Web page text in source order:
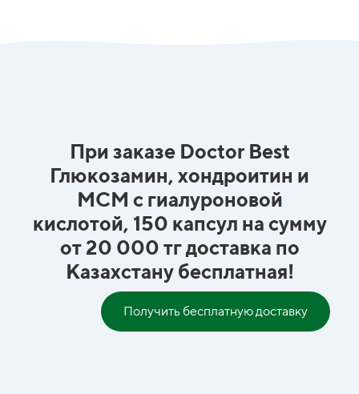
При заказе Doctor Best
Глюкозамин, хондроитин и
МСМ с гиалуроновой
кислотой, 150 капсул на сумму
от 20 000 тг доставка по
Казахстану бесплатная!
Получить бесплатную доставку